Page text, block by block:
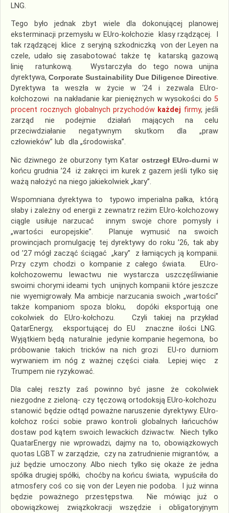
LNG.
Tego było jednak zbyt wiele dla dokonującej planowej
eksterminacji przemysłu w EUro-kołchozie klasy rządzącej. I
tak rządzącej klice z seryjną szkodniczką von der Leyen na
czele, udało się zasabotować także tę katarską gazową
linię ratunkową. Wystarczyła do tego nowa unijna
dyrektywa, Corporate Sustainability Due Diligence Directive.
Dyrektywa ta weszła w życie w ‘24 i zezwala EUro-
kołchozowi na nakładanie kar pieniężnych w wysokości do 5
procent rocznych globalnych przychodówkażdej firmy, jeśli
zarząd nie podejmie działań mających na celu
przeciwdziałanie negatywnym skutkom dla „praw
człowieków” lub dla „środowiska”.
Nic dziwnego że oburzony tym Katar ostrzegł EUro-durni w
końcu grudnia ’24 iż zakręci im kurek z gazem jeśli tylko się
ważą nałożyć na niego jakiekolwiek „kary”.
Wspomniana dyrektywa to typowo imperialna pałka, którą
słaby i zależny od energii z zewnatrz reżim EUro-kołchozowy
ciągle usiłuje narzucać innym swoje chore pomysły i
„wartości europejskie”. Planuje wymusić na swoich
prowincjach promulgację tej dyrektywy do roku ’26, tak aby
od ’27 mógł zacząć ściągać „kary” z łamiących ją kompanii.
Przy czym chodzi o kompanie z całego świata. EUro-
kołchozowemu lewactwu nie wystarcza uszczęśliwianie
swoimi chorymi ideami tych unijnych kompanii które jeszcze
nie wyemigrowały. Ma ambicje narzucania swoich „wartości”
także kompaniom spoza bloku, dopóki eksportują one
cokolwiek do EUro-kołchozu. Czyli takiej na przykład
QatarEnergy, eksportującej do EU znaczne ilości LNG.
Wyjątkiem będą naturalnie jedynie kompanie hegemona, bo
próbowanie takich tricków na nich grozi EU-ro durniom
wyrwaniem im nóg z ważnej części ciała. Lepiej więc z
Trumpem nie ryzykować.
Dla całej reszty zaś powinno być jasne że cokolwiek
niezgodne z zieloną- czy tęczową ortodoksją EUro-kołchozu
stanowić będzie odtąd poważne naruszenie dyrektywy. EUro-
kołchoz rości sobie prawo kontroli globalnych łańcuchów
dostaw pod kątem swoich lewackich dziwactw. Niech tylko
QuatarEnergy nie wprowadzi, dajmy na to, obowiązkowych
quotas LGBT w zarządzie, czy na zatrudnienie migrantów, a
już będzie umoczony. Albo niech tylko się okaże że jedna
spółka drugiej spółki, choćby na końcu świata, wypuściła do
atmosfery coś co się von der Leyen nie podoba. I już winna
będzie poważnego przestępstwa. Nie mówiąc już o
obowiązkowej związkokracji wszędzie i obligatoryjnym